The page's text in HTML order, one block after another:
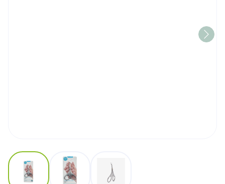
View larger imageView larger image